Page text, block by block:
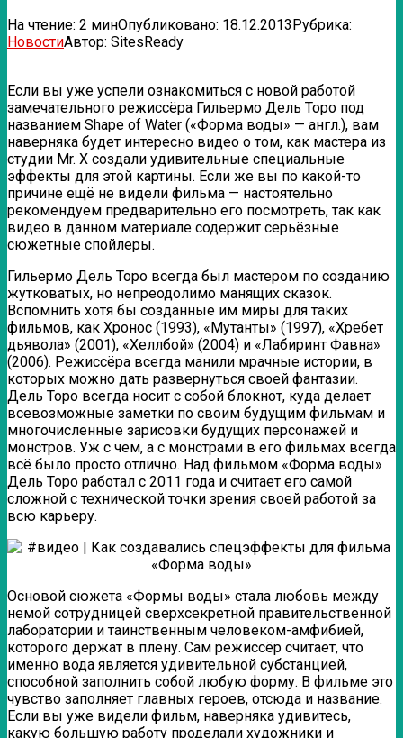
На чтение: 2 минОпубликовано: 18.12.2013Рубрика:
НовостиАвтор: SitesReady
Если вы уже успели ознакомиться с новой работой
замечательного режиссёра Гильермо Дель Торо под
названием Shape of Water («Форма воды» — англ.), вам
наверняка будет интересно видео о том, как мастера из
студии Mr. X создали удивительные специальные
эффекты для этой картины. Если же вы по какой-то
причине ещё не видели фильма — настоятельно
рекомендуем предварительно его посмотреть, так как
видео в данном материале содержит серьёзные
сюжетные спойлеры.
Гильермо Дель Торо всегда был мастером по созданию
жутковатых, но непреодолимо манящих сказок.
Вспомнить хотя бы созданные им миры для таких
фильмов, как Хронос (1993), «Мутанты» (1997), «Хребет
дьявола» (2001), «Хеллбой» (2004) и «Лабиринт Фавна»
(2006). Режиссёра всегда манили мрачные истории, в
которых можно дать развернуться своей фантазии.
Дель Торо всегда носит с собой блокнот, куда делает
всевозможные заметки по своим будущим фильмам и
многочисленные зарисовки будущих персонажей и
монстров. Уж с чем, а с монстрами в его фильмах всегда
всё было просто отлично. Над фильмом «Форма воды»
Дель Торо работал с 2011 года и считает его самой
сложной с технической точки зрения своей работой за
всю карьеру.
Основой сюжета «Формы воды» стала любовь между
немой сотрудницей сверхсекретной правительственной
лаборатории и таинственным человеком-амфибией,
которого держат в плену. Сам режиссёр считает, что
именно вода является удивительной субстанцией,
способной заполнить собой любую форму. В фильме это
чувство заполняет главных героев, отсюда и название.
Если вы уже видели фильм, наверняка удивитесь,
какую большую работу проделали художники и